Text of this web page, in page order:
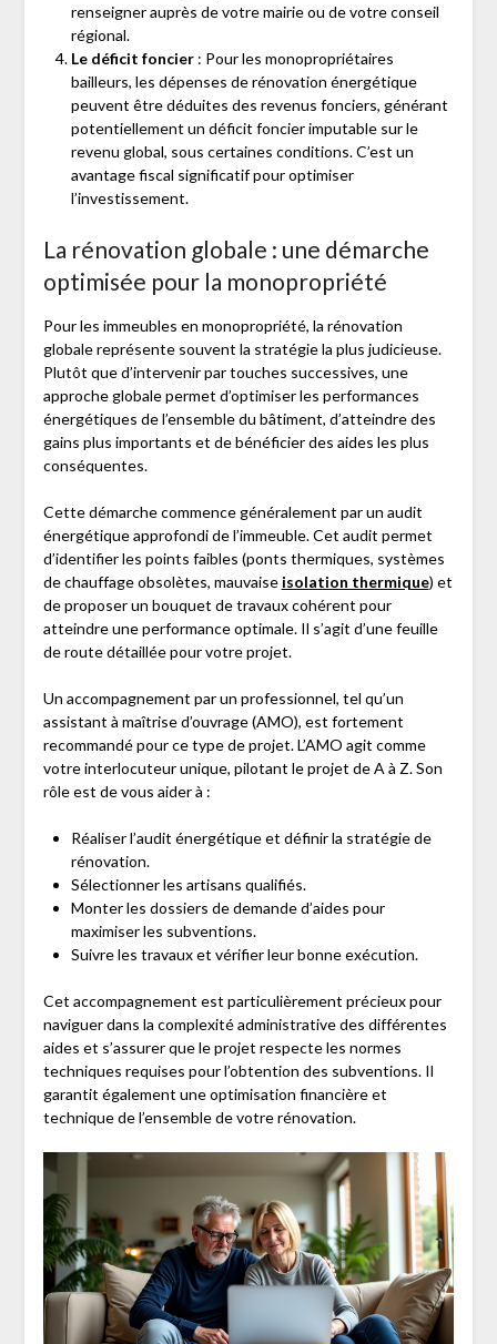
renseigner auprès de votre mairie ou de votre conseil
régional.
Le déficit foncier: Pour les monopropriétaires
bailleurs, les dépenses de rénovation énergétique
peuvent être déduites des revenus fonciers, générant
potentiellement un déficit foncier imputable sur le
revenu global, sous certaines conditions. C’est un
avantage fiscal significatif pour optimiser
l’investissement.
La rénovation globale : une démarche
optimisée pour la monopropriété
Pour les immeubles en monopropriété, la rénovation
globale représente souvent la stratégie la plus judicieuse.
Plutôt que d’intervenir par touches successives, une
approche globale permet d’optimiser les performances
énergétiques de l’ensemble du bâtiment, d’atteindre des
gains plus importants et de bénéficier des aides les plus
conséquentes.
Cette démarche commence généralement par un audit
énergétique approfondi de l’immeuble. Cet audit permet
d’identifier les points faibles (ponts thermiques, systèmes
de chauffage obsolètes, mauvaise isolation thermique) et
de proposer un bouquet de travaux cohérent pour
atteindre une performance optimale. Il s’agit d’une feuille
de route détaillée pour votre projet.
Un accompagnement par un professionnel, tel qu’un
assistant à maîtrise d’ouvrage (AMO), est fortement
recommandé pour ce type de projet. L’AMO agit comme
votre interlocuteur unique, pilotant le projet de A à Z. Son
rôle est de vous aider à :
Réaliser l’audit énergétique et définir la stratégie de
rénovation.
Sélectionner les artisans qualifiés.
Monter les dossiers de demande d’aides pour
maximiser les subventions.
Suivre les travaux et vérifier leur bonne exécution.
Cet accompagnement est particulièrement précieux pour
naviguer dans la complexité administrative des différentes
aides et s’assurer que le projet respecte les normes
techniques requises pour l’obtention des subventions. Il
garantit également une optimisation financière et
technique de l’ensemble de votre rénovation.